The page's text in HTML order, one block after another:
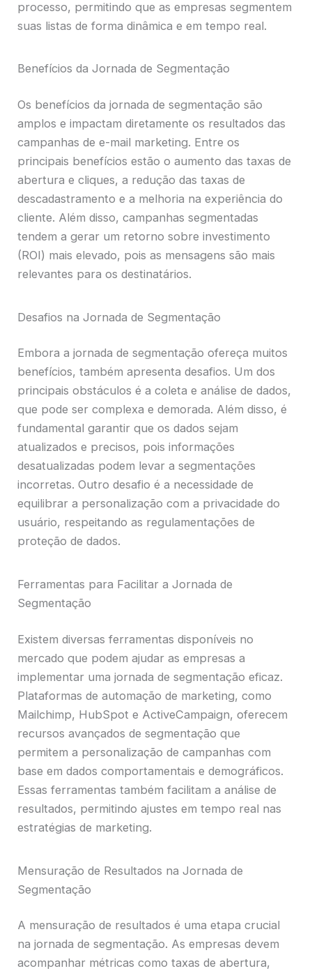
processo, permitindo que as empresas segmentem
suas listas de forma dinâmica e em tempo real.
Benefícios da Jornada de Segmentação
Os benefícios da jornada de segmentação são
amplos e impactam diretamente os resultados das
campanhas de e-mail marketing. Entre os
principais benefícios estão o aumento das taxas de
abertura e cliques, a redução das taxas de
descadastramento e a melhoria na experiência do
cliente. Além disso, campanhas segmentadas
tendem a gerar um retorno sobre investimento
(ROI) mais elevado, pois as mensagens são mais
relevantes para os destinatários.
Desafios na Jornada de Segmentação
Embora a jornada de segmentação ofereça muitos
benefícios, também apresenta desafios. Um dos
principais obstáculos é a coleta e análise de dados,
que pode ser complexa e demorada. Além disso, é
fundamental garantir que os dados sejam
atualizados e precisos, pois informações
desatualizadas podem levar a segmentações
incorretas. Outro desafio é a necessidade de
equilibrar a personalização com a privacidade do
usuário, respeitando as regulamentações de
proteção de dados.
Ferramentas para Facilitar a Jornada de
Segmentação
Existem diversas ferramentas disponíveis no
mercado que podem ajudar as empresas a
implementar uma jornada de segmentação eficaz.
Plataformas de automação de marketing, como
Mailchimp, HubSpot e ActiveCampaign, oferecem
recursos avançados de segmentação que
permitem a personalização de campanhas com
base em dados comportamentais e demográficos.
Essas ferramentas também facilitam a análise de
resultados, permitindo ajustes em tempo real nas
estratégias de marketing.
Mensuração de Resultados na Jornada de
Segmentação
A mensuração de resultados é uma etapa crucial
na jornada de segmentação. As empresas devem
acompanhar métricas como taxas de abertura,